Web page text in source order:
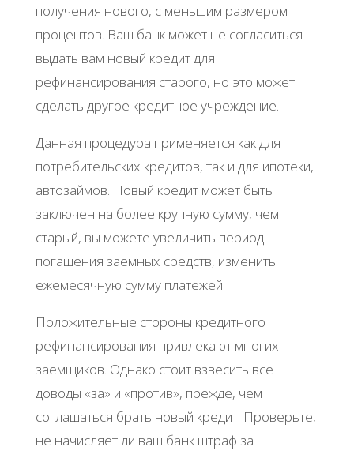
получения нового, с меньшим размером
процентов. Ваш банк может не согласиться
выдать вам новый кредит для
рефинансирования старого, но это может
сделать другое кредитное учреждение.
Данная процедура применяется как для
потребительских кредитов, так и для ипотеки,
автозаймов. Новый кредит может быть
заключен на более крупную сумму, чем
старый, вы можете увеличить период
погашения заемных средств, изменить
ежемесячную сумму платежей.
Положительные стороны кредитного
рефинансирования привлекают многих
заемщиков. Однако стоит взвесить все
доводы «за» и «против», прежде, чем
соглашаться брать новый кредит. Проверьте,
не начисляет ли ваш банк штраф за